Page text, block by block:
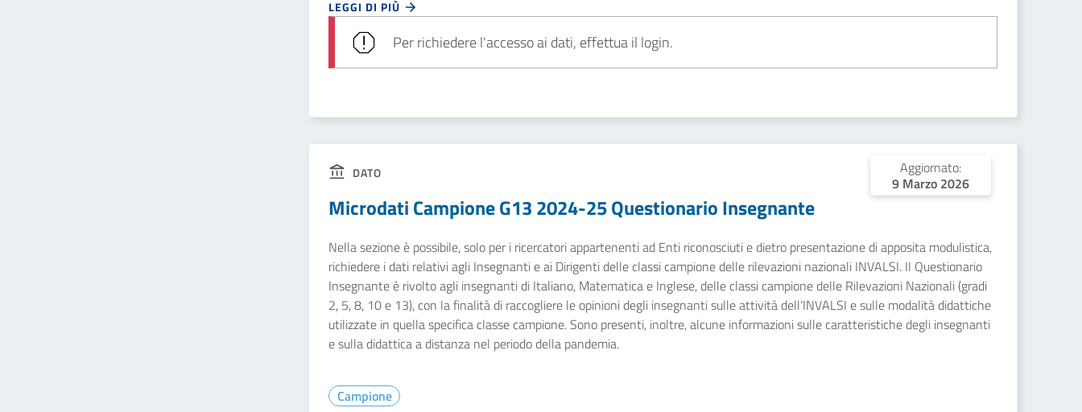
LEGGI DI PIÙ
Per richiedere l'accesso ai dati, effettua il login.
DATO
Aggiornato:
9 Marzo 2026
Microdati Campione G13 2024-25 Questionario Insegnante
Nella sezione è possibile, solo per i ricercatori appartenenti ad Enti riconosciuti e dietro presentazione di apposita modulistica,
richiedere i dati relativi agli Insegnanti e ai Dirigenti delle classi campione delle rilevazioni nazionali INVALSI. Il Questionario
Insegnante è rivolto agli insegnanti di Italiano, Matematica e Inglese, delle classi campione delle Rilevazioni Nazionali (gradi
2, 5, 8, 10 e 13), con la finalità di raccogliere le opinioni degli insegnanti sulle attività dell’INVALSI e sulle modalità didattiche
utilizzate in quella specifica classe campione. Sono presenti, inoltre, alcune informazioni sulle caratteristiche degli insegnanti
e sulla didattica a distanza nel periodo della pandemia.
Campione